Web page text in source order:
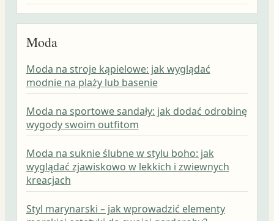
Moda
Moda na stroje kąpielowe: jak wyglądać
modnie na plaży lub basenie
Moda na sportowe sandały: jak dodać odrobinę
wygody swoim outfitom
Moda na suknie ślubne w stylu boho: jak
wyglądać zjawiskowo w lekkich i zwiewnych
kreacjach
Styl marynarski – jak wprowadzić elementy